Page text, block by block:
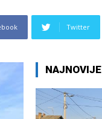
Twitter
NAJNOVIJE